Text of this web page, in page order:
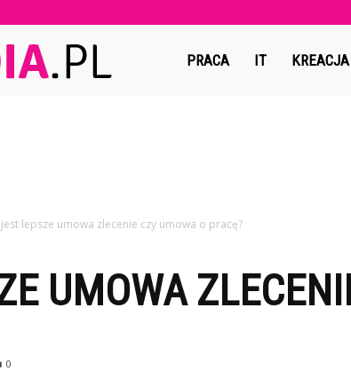
Copymedia.plPRACA IT KREACJA
lepsze umowa zlecenie czy umowa o pracę?
UMOWA
0